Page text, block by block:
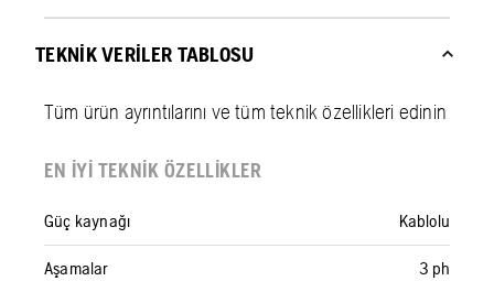
TEKNIK VERILER TABLOSU
Tüm ürün ayrıntılarını ve tüm teknik özellikleri edinin
EN IYI TEKNIK ÖZELLIKLER
Güç kaynağı Kablolu
Aşamalar 3 ph